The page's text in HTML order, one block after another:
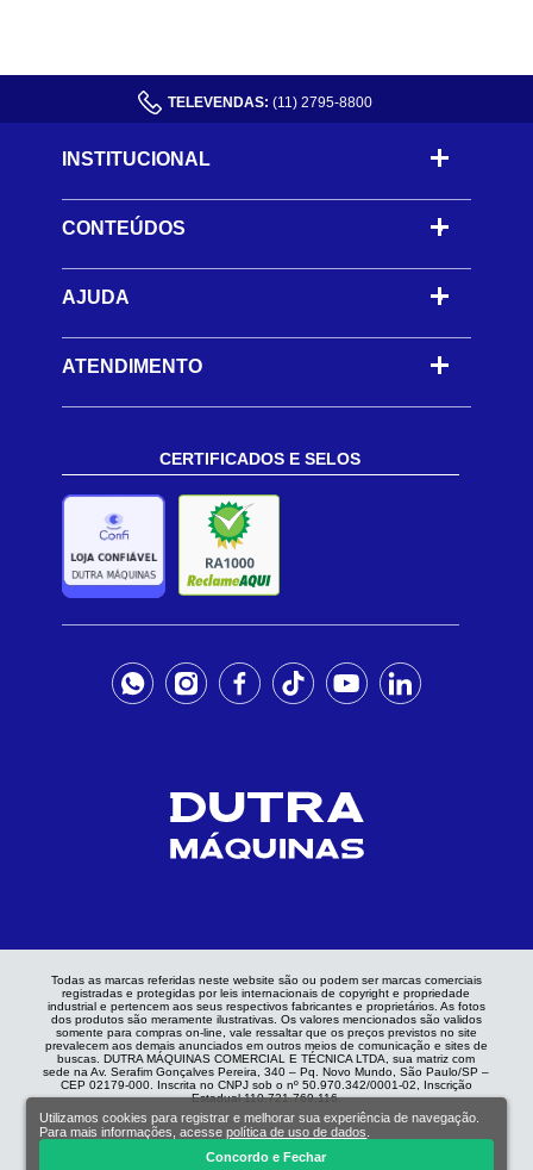
TELEVENDAS: (11) 2795-8800
INSTITUCIONAL
CONTEÚDOS -
AJUDA -
ATENDIMENTO
CERTIFICADOS E SELOS
Todas as marcas referidas neste website são ou podem ser marcas comerciais
registradas e protegidas por leis internacionais de copyright e propriedade
industrial e pertencem aos seus respectivos fabricantes e proprietários. As fotos
dos produtos são meramente ilustrativas. Os valores mencionados são validos
somente para compras on-line, vale ressaltar que os preços previstos no site
prevalecem aos demais anunciados em outros meios de comunicação e sites de
buscas. DUTRA MÁQUINAS COMERCIAL E TÉCNICA LTDA, sua matriz com
sede na Av. Serafim Gonçalves Pereira, 340 – Pq. Novo Mundo, São Paulo/SP –
CEP 02179-000. Inscrita no CNPJ sob o nº 50.970.342/0001-02, Inscrição
Estadual 110.721.769.116.
Utilizamos cookies para registrar e melhorar sua experiência de navegação.
Para mais informações, acessepolítica de uso de dados
Concordo e Fechar